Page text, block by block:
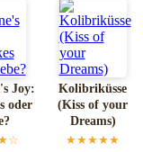
Joy:
oder
Kolibriküsse
(Kiss of your
Dreams)
★★★★★